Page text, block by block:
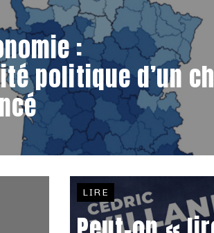
:
politique d’un
LIRE